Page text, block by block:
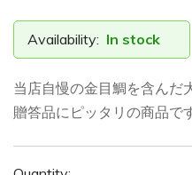
Availability: In stock
当店自慢の金目鯛を含んだ
贈答品にピッタリの商品で